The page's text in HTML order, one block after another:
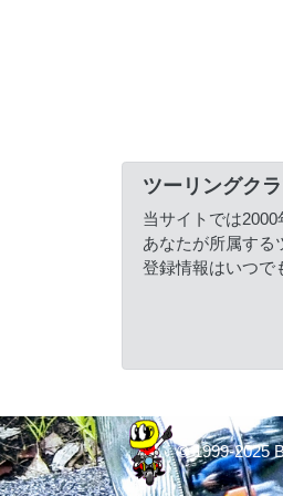
ツーリングク
当サイトでは
あなたが所属する
登録情報はいつで
© 1999-2025